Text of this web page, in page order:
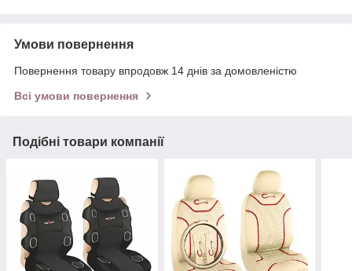
Умови повернення
Повернення товару впродовж 14 днів за домовленістю
Всі умови повернення
Подібні товари компанії